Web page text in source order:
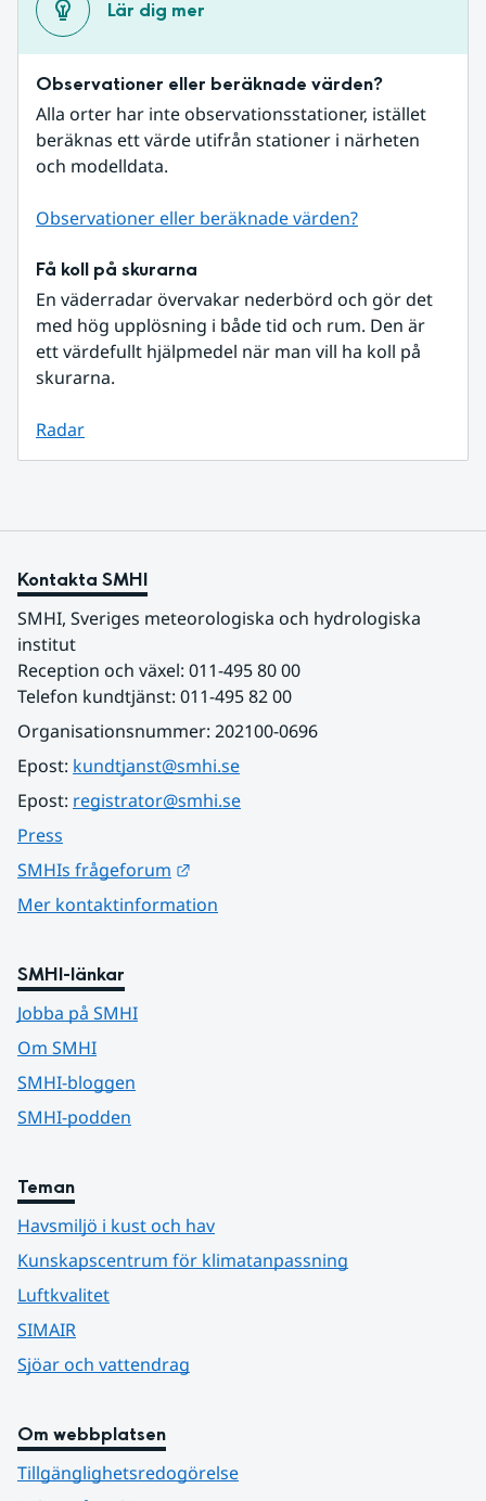
Lär dig mer
Observationer eller beräknade värden?
Alla orter har inte observationsstationer, istället
beräknas ett värde utifrån stationer i närheten
och modelldata.
Observationer eller beräknade värden?
Få koll på skurarna
En väderradar övervakar nederbörd och gör det
med hög upplösning i både tid och rum. Den är
ett värdefullt hjälpmedel när man vill ha koll på
skurarna.
Radar
Kontakta SMHI
SMHI, Sveriges meteorologiska och hydrologiska
institut
Reception och växel: 011-495 80 00
Telefon kundtjänst: 011-495 82 00
Organisationsnummer: 202100-0696
Epost: kundtjanst@smhi.se
Epost: registrator@smhi.se
Press
SMHIs frågeforum
Mer kontaktinformation
SMHI-länkar
Jobba på SMHI
Om SMHI
SMHI-bloggen
SMHI-podden
Teman
Havsmiljö i kust och hav
Kunskapscentrum för klimatanpassning
Luftkvalitet
SIMAIR
Sjöar och vattendrag
Om webbplatsen
Tillgänglighetsredogörelse